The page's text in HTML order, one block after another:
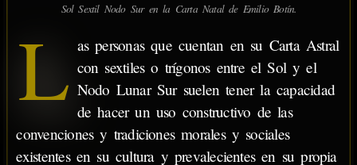
Sol Sextil Nodo Sur en la Carta Natal de Emilio Botín.
L as personas que cuentan en su Carta Astral
con sextiles o trígonos entre el Sol y el
Nodo Lunar Sur suelen tener la capacidad
de hacer un uso constructivo de las
convenciones y tradiciones morales y sociales
existentes en su cultura y prevalecientes en su propia